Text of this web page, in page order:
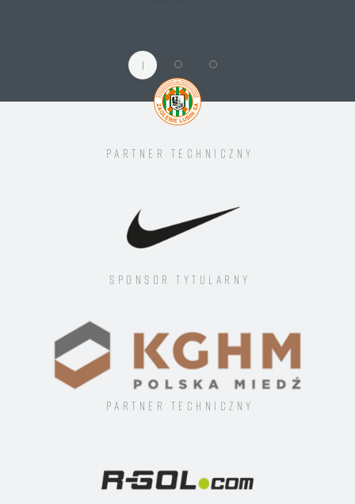
1
Partner techniczny
Sponsor tytularny
Partner techniczny